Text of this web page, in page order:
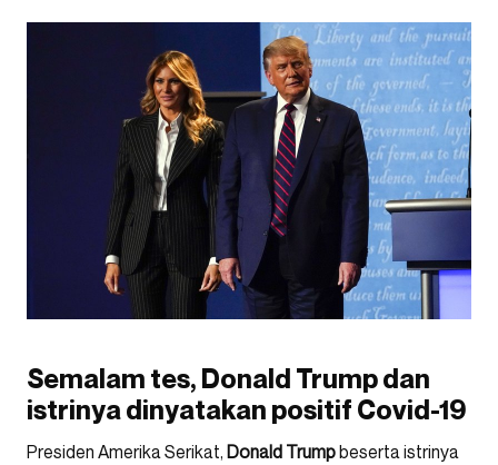
Semalam tes, Donald Trump dan
istrinya dinyatakan positif Covid-19
Presiden Amerika Serikat, Donald Trumpbeserta istrinya